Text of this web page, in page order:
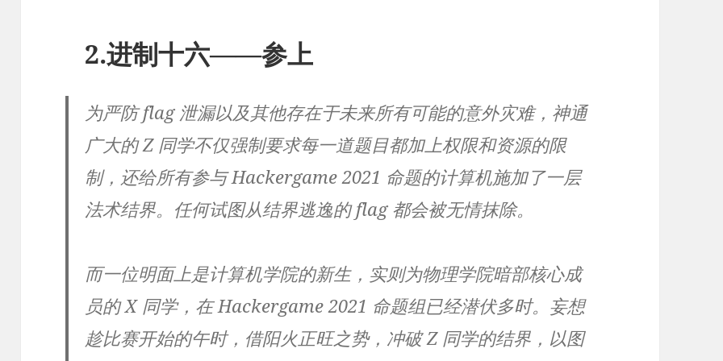
2.进制十六——参上
为严防 flag 泄漏以及其他存在于未来所有可能的意外灾难，神通
广大的 Z 同学不仅强制要求每一道题目都加上权限和资源的限
制，还给所有参与 Hackergame 2021 命题的计算机施加了一层
法术结界。任何试图从结界逃逸的 flag 都会被无情抹除。
而一位明面上是计算机学院的新生，实则为物理学院暗部核心成
员的 X 同学，在 Hackergame 2021 命题组已经潜伏多时。妄想
趁比赛开始的午时，借阳火正旺之势，冲破 Z 同学的结界，以图